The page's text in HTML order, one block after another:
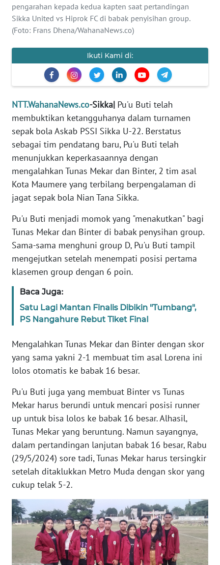
pengarahan kepada kedua kapten saat pertandingan
Sikka United vs Hiprok FC di babak penyisihan group.
(Foto: Frans Dhena/WahanaNews.co)
Ikuti Kami di:
NTT.WahanaNews.co-Sikka| Pu'u Buti telah
membuktikan ketangguhanya dalam turnamen
sepak bola Askab PSSI Sikka U-22. Berstatus
sebagai tim pendatang baru, Pu'u Buti telah
menunjukkan keperkasaannya dengan
mengalahkan Tunas Mekar dan Binter, 2 tim asal
Kota Maumere yang terbilang berpengalaman di
jagat sepak bola Nian Tana Sikka.
Pu'u Buti menjadi momok yang "menakutkan" bagi
Tunas Mekar dan Binter di babak penysihan group.
Sama-sama menghuni group D, Pu'u Buti tampil
mengejutkan setelah menempati posisi pertama
klasemen group dengan 6 poin.
Baca Juga:
Satu Lagi Mantan Finalis Dibikin "Tumbang",
PS Nangahure Rebut Tiket Final
Mengalahkan Tunas Mekar dan Binter dengan skor
yang sama yakni 2-1 membuat tim asal Lorena ini
lolos otomatis ke babak 16 besar.
Pu'u Buti juga yang membuat Binter vs Tunas
Mekar harus berundi untuk mencari posisi runner
up untuk bisa lolos ke babak 16 besar. Alhasil,
Tunas Mekar yang beruntung. Namun sayangnya,
dalam pertandingan lanjutan babak 16 besar, Rabu
(29/5/2024) sore tadi, Tunas Mekar harus tersingkir
setelah ditaklukkan Metro Muda dengan skor yang
cukup telak 5-2.
INFO
TENTANG
PEDOMAN
SIBER
REDAKSI
KARIR
DISCLAIMER
Wahana
News
Regional
WN
WN
JAKARTA
WN
BANTEN
WN
KEPRI
WN
PAPUA
WN
PAPUA
BARAT